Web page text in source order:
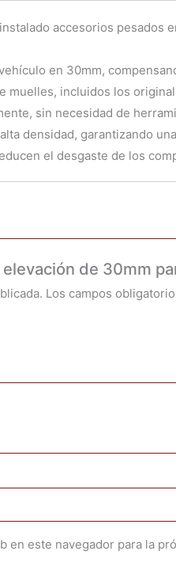
accesorios
en 30mm,
muelles, incluidos los
sin necesidad de
densidad, garantizando
el desgaste de los
de 30mm
Los campos
en este navegador para la